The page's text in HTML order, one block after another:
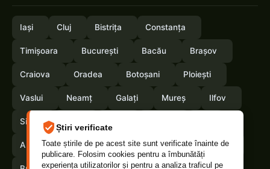
Știri verificate
Toate știrile de pe acest site sunt verificate înainte de
publicare. Folosim cookies pentru a îmbunătăți
experiența utilizatorilor și pentru a analiza traficul pe
Iași Cluj Bistrița Constanța
Timișoara București Bacău Brașov
Craiova Oradea Botoșani Ploiești
Vaslui Neamț Galați Mureș Ilfov
Sibiu
Arges Maramures Vrancea Satumare